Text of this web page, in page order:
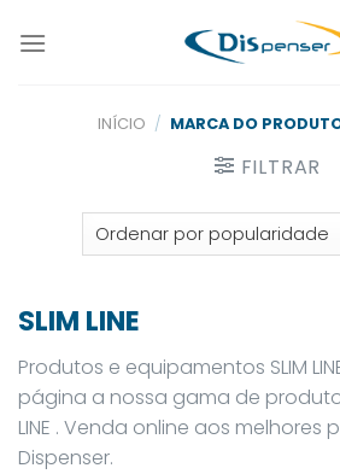
INÍCIO / MARCA DO
FILTRAR
SLIM LINE
Produtos e equipamentos SLIM
página a nossa gama de
LINE . Venda online aos melhores
Dispenser.